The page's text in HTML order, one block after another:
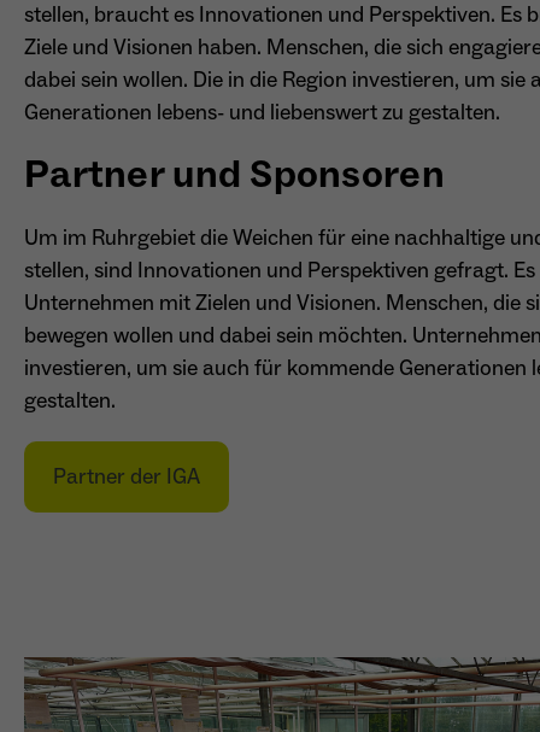
stellen, braucht es Innovationen und Perspektiven. Es
Ziele und Visionen haben. Menschen, die sich
dabei sein wollen. Die in die Region investieren, um
Generationen lebens- und liebenswert zu gestalten.
Partner und Sponsoren
Um im Ruhrgebiet die Weichen für eine nachhaltige
stellen, sind Innovationen und Perspektiven gefragt.
Unternehmen mit Zielen und Visionen. Menschen, die
bewegen wollen und dabei sein möchten.
investieren, um sie auch für kommende Generationen
gestalten.
Partner der IGA